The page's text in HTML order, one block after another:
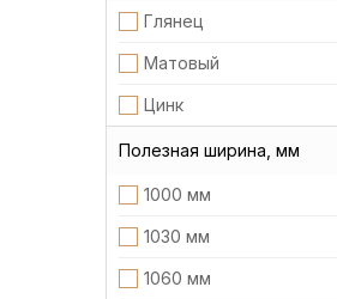
Глянец
Матовый
Цинк
Полезная ширина, мм
1000 мм
1030 мм
1060 мм